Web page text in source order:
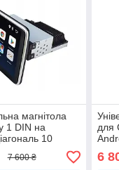
магнітола
1 DIN на
10
7 600 ₴
для
6